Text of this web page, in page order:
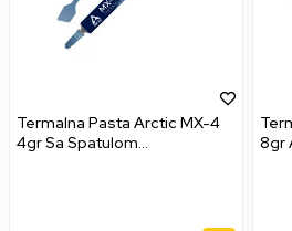
Termalna Pasta Arctic MX-4
4gr Sa Spatulom
8gr